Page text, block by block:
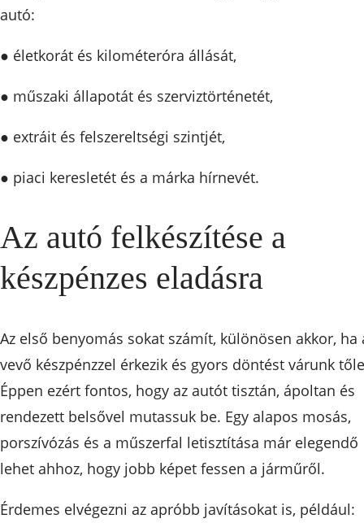
autó:
● életkorát és kilométeróra állását,
● műszaki állapotát és szerviztörténetét,
● extráit és felszereltségi szintjét,
● piaci keresletét és a márka hírnevét.
Az autó felkészítése a
készpénzes eladásra
Az első benyomás sokat számít, különösen akkor, ha
vevő készpénzzel érkezik és gyors döntést várunk
Éppen ezért fontos, hogy az autót tisztán, ápoltan és
rendezett belsővel mutassuk be. Egy alapos mosás,
porszívózás és a műszerfal letisztítása már elegendő
lehet ahhoz, hogy jobb képet fessen a járműről.
Érdemes elvégezni az apróbb javításokat is, például: